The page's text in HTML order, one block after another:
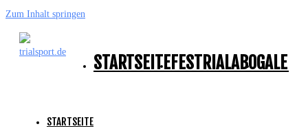
Zum Inhalt springen
STARTSEITEFESTRIALABOGALERIE
STARTSEITE